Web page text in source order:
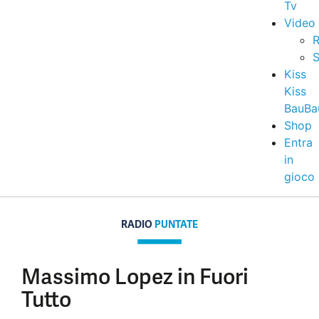
Tv
Video
Kiss
Kiss
Shop
Entra
in
gioco
RADIO PUNTATE
Massimo Lopez in Fuori
Tutto